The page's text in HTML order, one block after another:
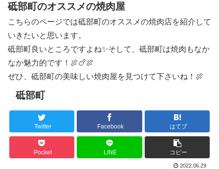
砥部町のオススメの焼肉屋
こちらのページでは砥部町のオススメの焼肉店を紹介して
いきたいと思います。
砥部町良いところですよね✨そして、砥部町は焼肉もなか
なか魅力的です！🍖🍗🍖
ぜひ、砥部町の美味しい焼肉屋を見つけて下さいね！🍖
砥部町
Twitter Facebook はてブ
Pocket LINE コピー
2022.06.29